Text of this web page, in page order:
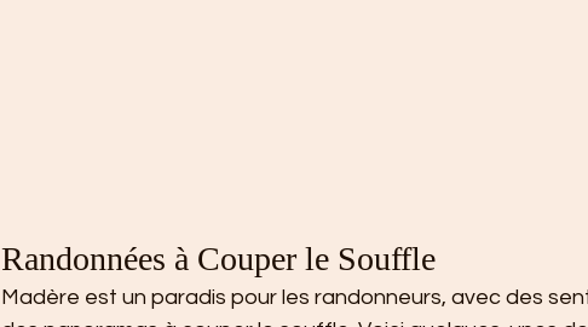
Randonnées à Couper le Souffle
Madère est un paradis pour les randonneurs, avec des